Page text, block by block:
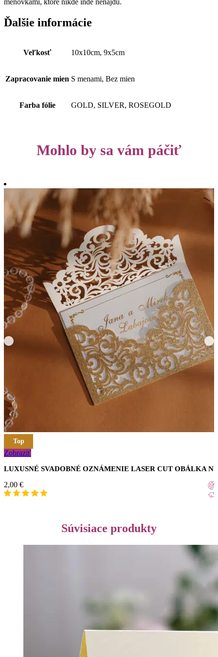
Ďalšie informácie
Veľkosť 10x10cm, 9x5cm
Zapracovanie mien S menami, Bez mien
Farba fólie GOLD, SILVER, ROSEGOLD
Mohlo by sa vám páčiť
Top
Zobraziť
LUXUSNÉ SVADOBNÉ OZNÁMENIE LASER CUT OBÁLKA
2,00 €
Súvisiace produkty